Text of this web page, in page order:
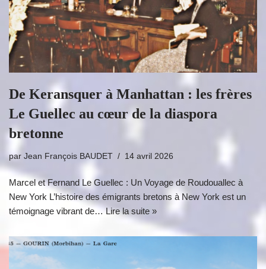
De Keransquer à Manhattan : les frères
Le Guellec au cœur de la diaspora
bretonne
par Jean François BAUDET 14 avril 2026
Marcel et Fernand Le Guellec : Un Voyage de Roudouallec à
New York L’histoire des émigrants bretons à New York est un
témoignage vibrant de…Lire la suite »